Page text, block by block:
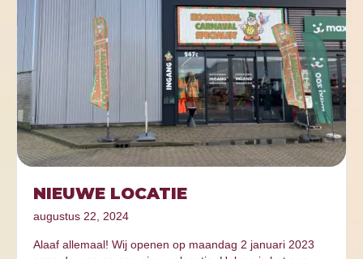
NIEUWE LOCATIE
augustus 22, 2024
Alaaf allemaal! Wij openen op maandag 2 januari 2023